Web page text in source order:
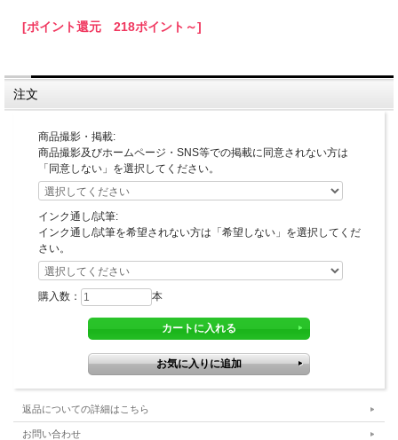
[ポイント還元 218ポイント～]
注文
商品撮影・掲載:
商品撮影及びホームページ・SNS等での掲載に同意されない方は
「同意しない」を選択してください。
インク通し/試筆:
インク通し/試筆を希望されない方は「希望しない」を選択してくだ
さい。
購入数： 本
返品についての詳細はこちら
お問い合わせ